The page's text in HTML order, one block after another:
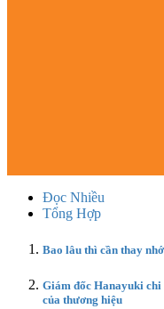
Đọc Nhiều
Tổng Hợp
Bao lâu thì cần thay
Giám đốc Hanayuki
của thương hiệu